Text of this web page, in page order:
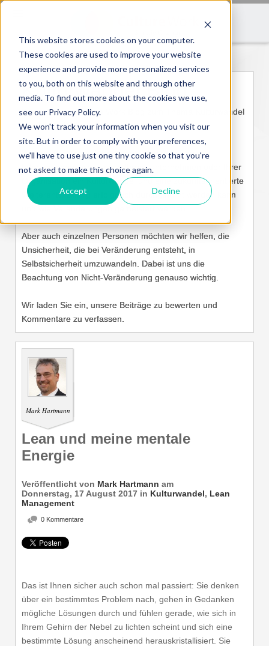
This website stores cookies on your computer.
These cookies are used to improve your website
experience and provide more personalized services
to you, both on this website and through other
media. To find out more about the cookies we use,
see our Privacy Policy.
We won't track your information when you visit our
site. But in order to comply with your preferences,
we'll have to use just one tiny cookie so that you're
not asked to make this choice again.
Accept Decline
Kulturwandel Blog
Dies ist unser Culture Work Blog zum Thema Kulturwandel
und Veränderung.
Wir veröffentlichen interessante und nützliche
Informationen, wie auch in Ihrem Unternehmen oder Ihrer
Organisation ein Kulturwandel und eine zukunftsorientierte
Weiterentwicklung erfolgreich durchgeführt werden kann
Aber auch einzelnen Personen möchten wir helfen, die
Unsicherheit, die bei Veränderung entsteht, in
Selbstsicherheit umzuwandeln. Dabei ist uns die
Beachtung von Nicht-Veränderung genauso wichtig.
Wir laden Sie ein, unsere Beiträge zu bewerten und
Kommentare zu verfassen.
Mark Hartmann
Lean und meine mentale
Energie
Veröffentlicht von Mark Hartmann am
Donnerstag, 17 August 2017 in Kulturwandel, Lean
Management
0 Kommentare
Das ist Ihnen sicher auch schon mal passiert: Sie denken
über ein bestimmtes Problem nach, gehen in Gedanken
mögliche Lösungen durch und fühlen gerade, wie sich in
Ihrem Gehirn der Nebel zu lichten scheint und sich eine
bestimmte Lösung anscheinend herauskristallisiert. Sie